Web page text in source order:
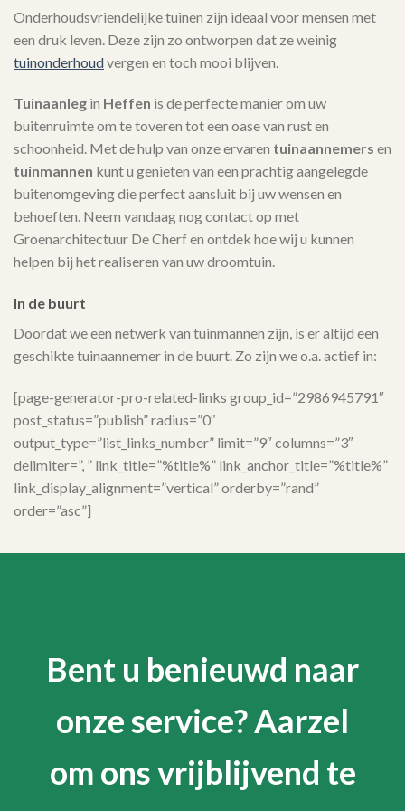
Onderhoudsvriendelijke tuinen zijn ideaal voor mensen met
een druk leven. Deze zijn zo ontworpen dat ze weinig
tuinonderhoudvergen en toch mooi blijven.
Tuinaanleg in Heffen is de perfecte manier om uw
buitenruimte om te toveren tot een oase van rust en
schoonheid. Met de hulp van onze ervaren tuinaannemers en
tuinmannen kunt u genieten van een prachtig aangelegde
buitenomgeving die perfect aansluit bij uw wensen en
behoeften. Neem vandaag nog contact op met
Groenarchitectuur De Cherf en ontdek hoe wij u kunnen
helpen bij het realiseren van uw droomtuin.
In de buurt
Doordat we een netwerk van tuinmannen zijn, is er altijd een
geschikte tuinaannemer in de buurt. Zo zijn we o.a. actief in:
[page-generator-pro-related-links group_id=”2986945791″
post_status=”publish” radius=”0″
output_type=”list_links_number” limit=”9″ columns=”3″
delimiter=”, ” link_title=”%title%” link_anchor_title=”%title%”
link_display_alignment=”vertical” orderby=”rand”
order=”asc”]
Bent u benieuwd naar
onze service? Aarzel
om ons vrijblijvend te